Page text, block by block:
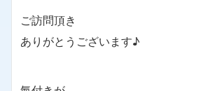
ご訪問頂き
ありがとうございます♪